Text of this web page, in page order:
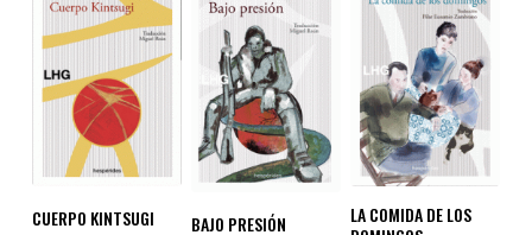
CUERPO KINTSUGI BAJO PRESIÓN
LA COMIDA DE LOS